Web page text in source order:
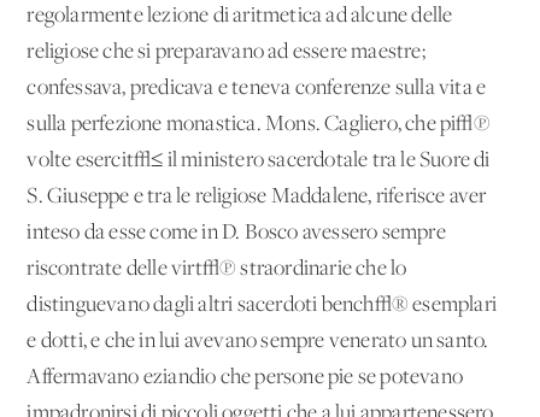
regolarmente lezione di aritmetica ad alcune delle
religiose che si preparavano ad essere maestre;
confessava, predicava e teneva conferenze sulla vita e
sulla perfezione monastica. Mons. Cagliero, che pi√π
volte esercit√≤ il ministero sacerdotale tra le Suore di
S. Giuseppe e tra le religiose Maddalene, riferisce aver
inteso da esse come in D. Bosco avessero sempre
riscontrate delle virt√π straordinarie che lo
distinguevano dagli altri sacerdoti bench√® esemplari
e dotti, e che in lui avevano sempre venerato un santo.
Affermavano eziandio che persone pie se potevano